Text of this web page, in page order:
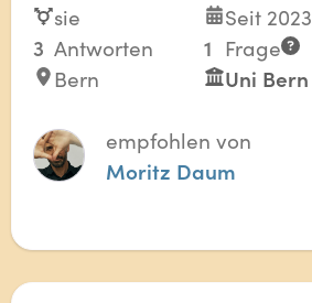
sie
Seit 2023
3 Antworten 1 Frage
Bern
Uni Bern
empfohlen von
Moritz Daum